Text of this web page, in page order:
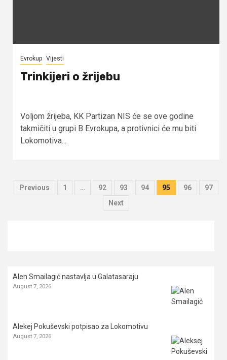
Evrokup Vijesti
Trinkijeri o žrijebu
Voljom žrijeba, KK Partizan NIS će se ove godine
takmičiti u grupi B Evrokupa, a protivnici će mu biti
Lokomotiva...
Posts
Previous 1 … 92 93 94 95 96
97
Next
Alen Smailagić nastavlja u Galatasaraju
August 7, 2026
Alekej Pokuševski potpisao za Lokomotivu
August 7, 2026